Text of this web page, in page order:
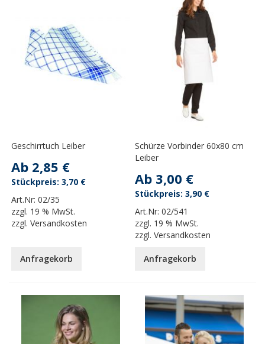
Geschirrtuch Leiber
Ab 2,85 €
Art.Nr:02/35
zzgl. 19 % MwSt.
zzgl.Versandkosten
3,70 €
Anfragekorb
Schürze Vorbinder 60x80 cm
Leiber
Ab 3,00 €
Art.Nr:02/541
zzgl. 19 % MwSt.
zzgl.Versandkosten
3,90 €
Anfragekorb